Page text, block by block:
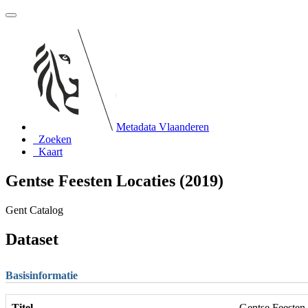
Metadata Vlaanderen
Zoeken
Kaart
Gentse Feesten Locaties (2019)
Gent Catalog
Dataset
Basisinformatie